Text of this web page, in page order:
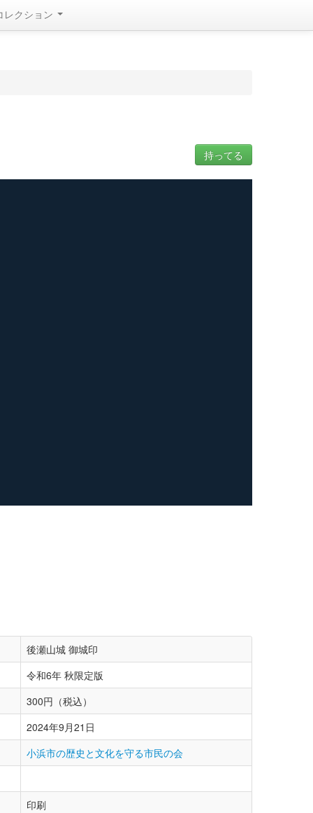
レクション
持ってる
後瀬山城 御城印
令和6年 秋限定版
300円（税込）
2024年9月21日
小浜市の歴史と文化を守る市民の会
印刷